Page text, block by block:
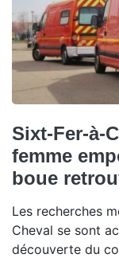
Sixt-Fer-à-
femme
boue
Les recherches
Cheval se sont
découverte du